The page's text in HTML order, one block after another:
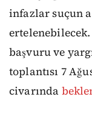
infazlar suçun
başvuru ve
toplantısı 7
civarında